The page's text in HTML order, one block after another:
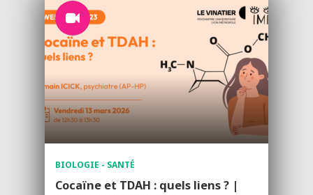
BIOLOGIE - SANTÉ
Cocaïne et TDAH : quels liens ? |